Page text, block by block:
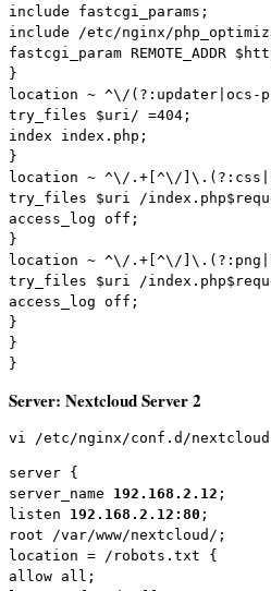
include fastcgi_params;
include /etc/nginx/
fastcgi_param REMOTE_ADDR
}
location ~ ^\/
try_files $uri/ =404;
index index.php;
}
location ~ ^\/.+[^\/
try_files $uri /
access_log off;
}
location ~ ^\/.+[^\/
try_files $uri /
access_log off;
}
}
}
Server: Nextcloud Server 2
vi /etc/nginx/conf.d/
server {
server_name 192.168.2.12 ;
listen 192.168.2.12:80 ;
root /var/www/nextcloud/;
location = /robots.txt {
allow all;